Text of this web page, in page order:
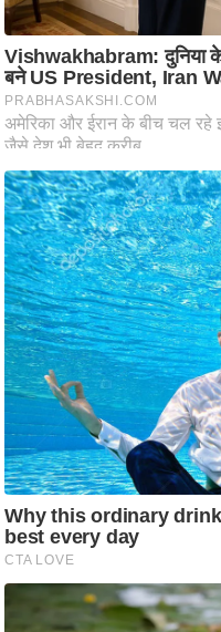
फि
ट
ने
स
मं
रि
ले
श
न
शि
प
रा
ज
नी
ति
वि
श्ले
ष
स